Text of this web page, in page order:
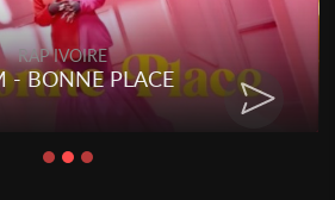
RAP IVOIRE
- BONNE PLACE